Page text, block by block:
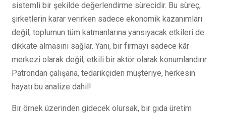
sistemli bir şekilde değerlendirme sürecidir. Bu süreç,
şirketlerin karar verirken sadece ekonomik kazanımları
değil, toplumun tüm katmanlarına yansıyacak etkileri de
dikkate almasını sağlar. Yani, bir firmayı sadece kâr
merkezi olarak değil, etkili bir aktör olarak konumlandırır.
Patrondan çalışana, tedarikçiden müşteriye, herkesin
hayatı bu analize dahil!
Bir örnek üzerinden gidecek olursak, bir gıda üretim